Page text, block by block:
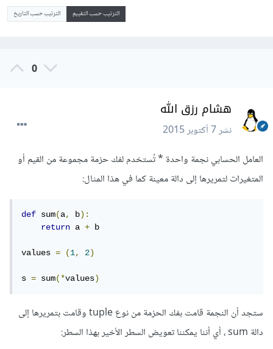
الترتيب حسب التقييم الترتيب حسب التاريخ
0
هشام رزق الله
نشر7 أكتوبر 2015
العامل الحسابي نجمة واحدة * تُستخدم لفك حزمة مجموعة من القيم أو
المتغيرات لتمريرها إلى دالة معينة كما في هذا المثال:
def sum(a, b):
return a + b
values = (1, 2)
s = sum(*values)
ستجد أن النجمة قامت بفك الحزمة من نوع tuple وقامت بتمريرها إلى
دالة sum ، أي أننا يمكننا تعويض السطر الأخير بهذا السطر: